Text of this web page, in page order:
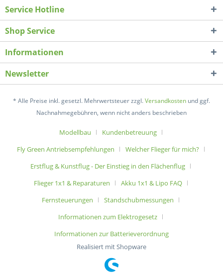
Service Hotline
Shop Service
Informationen
Newsletter
* Alle Preise inkl. gesetzl. Mehrwertsteuer zzgl.Versandkosten und ggf.
Nachnahmegebühren, wenn nicht anders beschrieben
Modellbau
Kundenbetreuung
Fly Green Antriebsempfehlungen
Welcher Flieger für mich?
Erstflug & Kunstflug - Der Einstieg in den Flächenflug
Flieger 1x1 & Reparaturen
Akku 1x1 & Lipo FAQ
Fernsteuerungen
Standschubmessungen
Informationen zum Elektrogesetz
Informationen zur Batterieverordnung
Realisiert mit Shopware